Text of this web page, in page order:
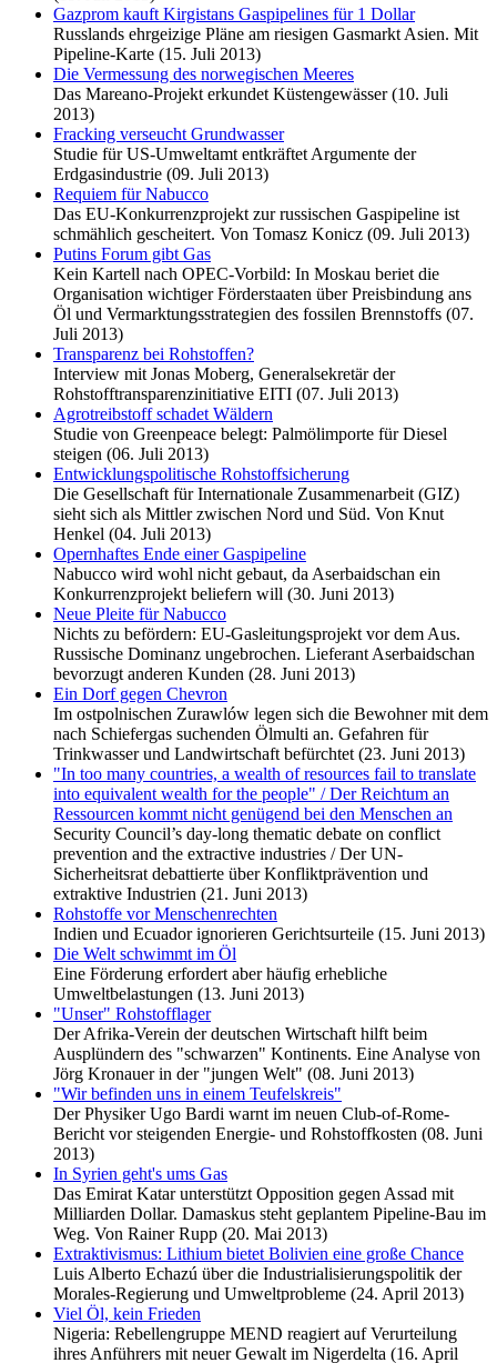
Gazprom kauft Kirgistans Gaspipelines für 1 Dollar
Russlands ehrgeizige Pläne am riesigen Gasmarkt Asien. Mit
Pipeline-Karte (15. Juli 2013)
Die Vermessung des norwegischen Meeres
Das Mareano-Projekt erkundet Küstengewässer (10. Juli
2013)
Fracking verseucht Grundwasser
Studie für US-Umweltamt entkräftet Argumente der
Erdgasindustrie (09. Juli 2013)
Requiem für Nabucco
Das EU-Konkurrenzprojekt zur russischen Gaspipeline ist
schmählich gescheitert. Von Tomasz Konicz (09. Juli 2013)
Putins Forum gibt Gas
Kein Kartell nach OPEC-Vorbild: In Moskau beriet die
Organisation wichtiger Förderstaaten über Preisbindung ans
Öl und Vermarktungsstrategien des fossilen Brennstoffs (07.
Juli 2013)
Transparenz bei Rohstoffen?
Interview mit Jonas Moberg, Generalsekretär der
Rohstofftransparenzinitiative EITI (07. Juli 2013)
Agrotreibstoff schadet Wäldern
Studie von Greenpeace belegt: Palmölimporte für Diesel
steigen (06. Juli 2013)
Entwicklungspolitische Rohstoffsicherung
Die Gesellschaft für Internationale Zusammenarbeit (GIZ)
sieht sich als Mittler zwischen Nord und Süd. Von Knut
Henkel (04. Juli 2013)
Opernhaftes Ende einer Gaspipeline
Nabucco wird wohl nicht gebaut, da Aserbaidschan ein
Konkurrenzprojekt beliefern will (30. Juni 2013)
Neue Pleite für Nabucco
Nichts zu befördern: EU-Gasleitungsprojekt vor dem Aus.
Russische Dominanz ungebrochen. Lieferant Aserbaidschan
bevorzugt anderen Kunden (28. Juni 2013)
Ein Dorf gegen Chevron
Im ostpolnischen Zurawlów legen sich die Bewohner mit dem
nach Schiefergas suchenden Ölmulti an. Gefahren für
Trinkwasser und Landwirtschaft befürchtet (23. Juni 2013)
"In too many countries, a wealth of resources fail to translate
into equivalent wealth for the people" / Der Reichtum an
Ressourcen kommt nicht genügend bei den Menschen an
Security Council’s day-long thematic debate on conflict
prevention and the extractive industries / Der UN-
Sicherheitsrat debattierte über Konfliktprävention und
extraktive Industrien (21. Juni 2013)
Rohstoffe vor Menschenrechten
Indien und Ecuador ignorieren Gerichtsurteile (15. Juni 2013)
Die Welt schwimmt im Öl
Eine Förderung erfordert aber häufig erhebliche
Umweltbelastungen (13. Juni 2013)
"Unser" Rohstofflager
Der Afrika-Verein der deutschen Wirtschaft hilft beim
Ausplündern des "schwarzen" Kontinents. Eine Analyse von
Jörg Kronauer in der "jungen Welt" (08. Juni 2013)
"Wir befinden uns in einem Teufelskreis"
Der Physiker Ugo Bardi warnt im neuen Club-of-Rome-
Bericht vor steigenden Energie- und Rohstoffkosten (08. Juni
2013)
In Syrien geht's ums Gas
Das Emirat Katar unterstützt Opposition gegen Assad mit
Milliarden Dollar. Damaskus steht geplantem Pipeline-Bau im
Weg. Von Rainer Rupp (20. Mai 2013)
Extraktivismus: Lithium bietet Bolivien eine große Chance
Luis Alberto Echazú über die Industrialisierungspolitik der
Morales-Regierung und Umweltprobleme (24. April 2013)
Viel Öl, kein Frieden
Nigeria: Rebellengruppe MEND reagiert auf Verurteilung
ihres Anführers mit neuer Gewalt im Nigerdelta (16. April